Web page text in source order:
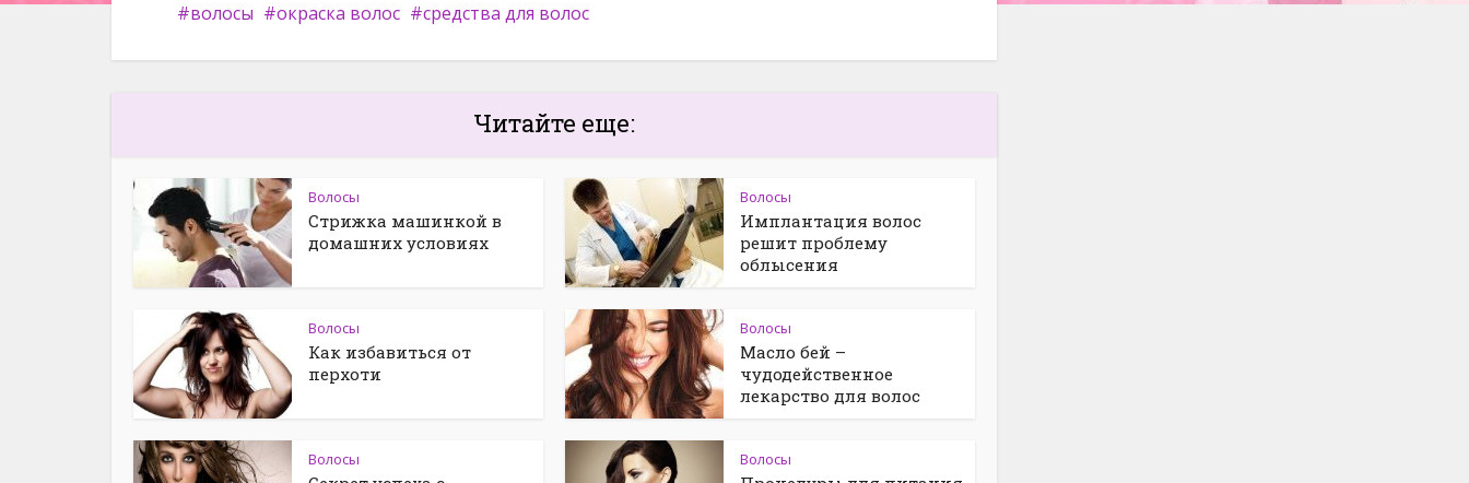
волосы окраска волос средства для волос
Читайте еще:
Волосы
Стрижка машинкой в
домашних условиях
Волосы
Имплантация волос
решит проблему
облысения
Волосы
Как избавиться от
перхоти
Волосы
Масло бей –
чудодейственное
лекарство для волос
Волосы Волосы